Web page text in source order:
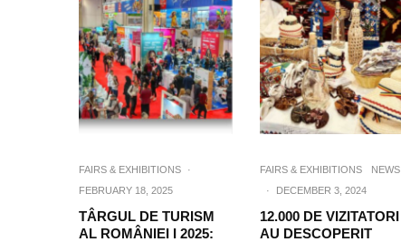
FAIRS & EXHIBITIONS
·
FEBRUARY 18, 2025
TÂRGUL DE TURISM
AL ROMÂNIEI I 2025:
FAIRS & EXHIBITIONS
NEWS
·
DECEMBER 3, 2024
12.000 DE VIZITATORI
AU DESCOPERIT